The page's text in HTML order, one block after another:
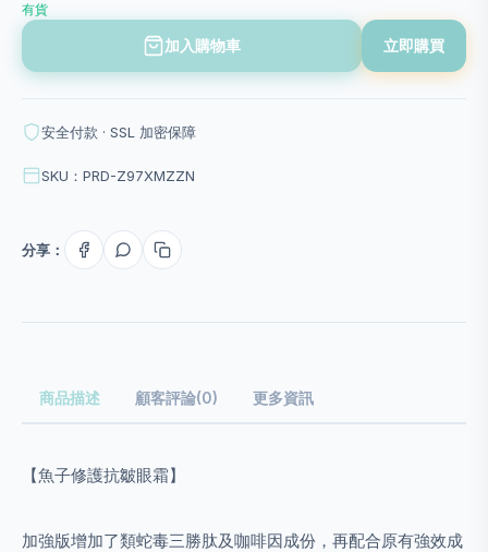
有貨
加入購物車 立即購買
安全付款 · SSL 加密保障
SKU：PRD-Z97XMZZN
分享：
商品描述 顧客評論(0) 更多資訊
【魚子修護抗皺眼霜】
加強版增加了類蛇毒三勝肽及咖啡因成份，再配合原有強效成